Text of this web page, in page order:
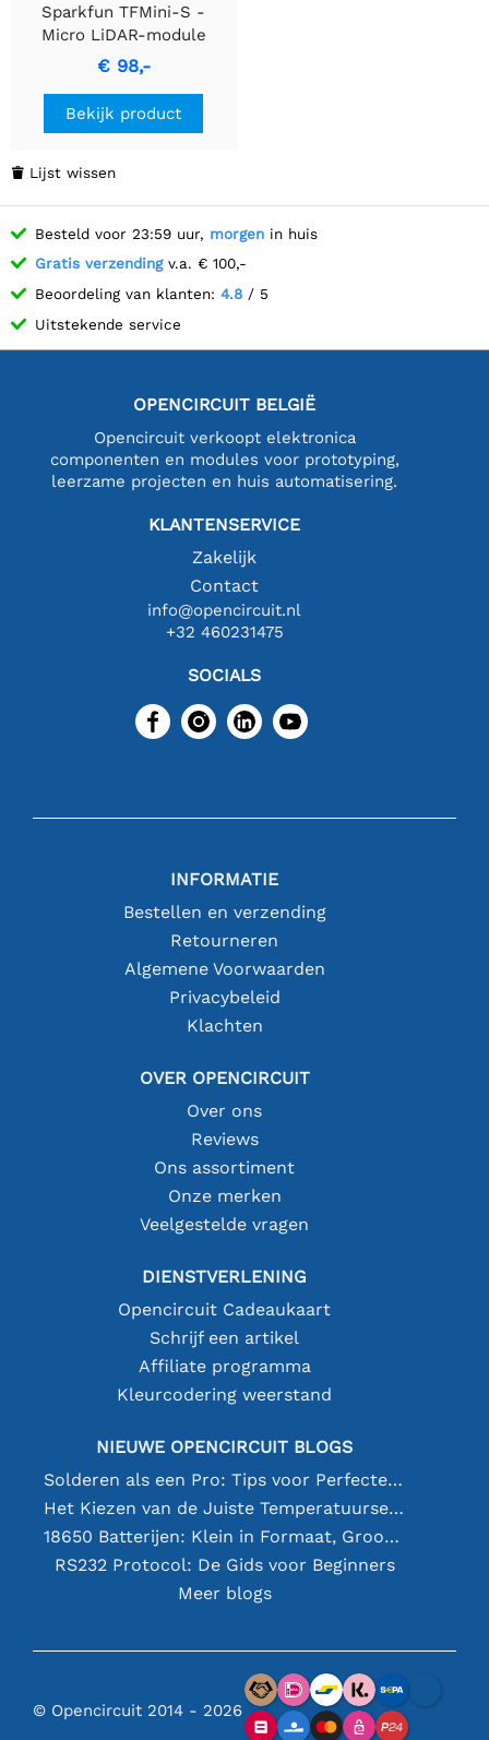
Sparkfun TFMini-S -
Micro LiDAR-module
€ 98,-
Bekijk product
 Lijst wissen
Besteld voor 23:59 uur, morgen in huis
Gratis verzendingv.a. € 100,-
Beoordeling van klanten: 4.8 / 5
Uitstekende service
OPENCIRCUIT BELGIË
Opencircuit verkoopt elektronica
componenten en modules voor prototyping,
leerzame projecten en huis automatisering.
KLANTENSERVICE
Zakelijk
Contact
info@opencircuit.nl
+32 460231475
SOCIALS
INFORMATIE
Bestellen en verzending
Retourneren
Algemene Voorwaarden
Privacybeleid
Klachten
OVER OPENCIRCUIT
Over ons
Reviews
Ons assortiment
Onze merken
Veelgestelde vragen
DIENSTVERLENING
Opencircuit Cadeaukaart
Schrijf een artikel
Affiliate programma
Kleurcodering weerstand
NIEUWE OPENCIRCUIT BLOGS
Solderen als een Pro: Tips voor Perfecte Elektronische Verbindingen
Het Kiezen van de Juiste Temperatuursensor [youtube]
18650 Batterijen: Klein in Formaat, Groot in Prestatie
RS232 Protocol: De Gids voor Beginners
Meer blogs
© Opencircuit 2014 - 2026